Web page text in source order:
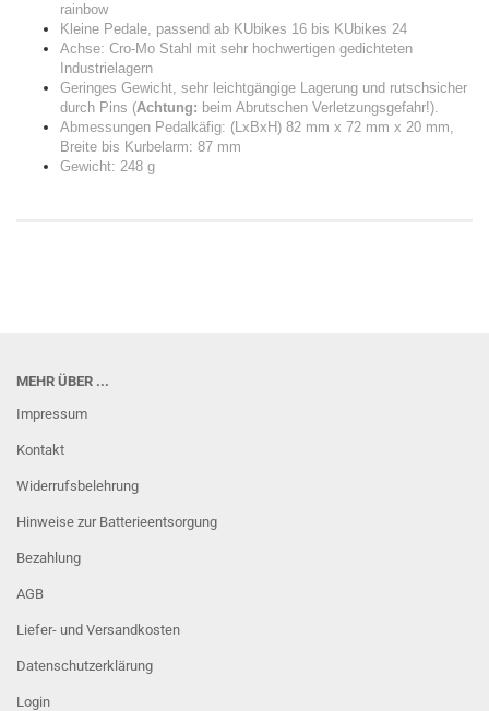
rainbow
Kleine Pedale, passend ab KUbikes 16 bis KUbikes 24
Achse: Cro-Mo Stahl mit sehr hochwertigen gedichteten
Industrielagern
Geringes Gewicht, sehr leichtgängige Lagerung und rutschsicher
durch Pins (Achtung: beim Abrutschen Verletzungsgefahr!).
Abmessungen Pedalkäfig: (LxBxH) 82 mm x 72 mm x 20 mm,
Breite bis Kurbelarm: 87 mm
Gewicht: 248 g
MEHR ÜBER ...
Impressum
Kontakt
Widerrufsbelehrung
Hinweise zur Batterieentsorgung
Bezahlung
AGB
Liefer- und Versandkosten
Datenschutzerklärung
Login